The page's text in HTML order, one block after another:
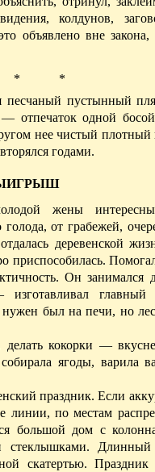
колдунов,
объявлено вне
*
*
песчаный пустынный
отпечаток одной босой
нее чистый плотный
годами.
жены
голода, от грабежей,
деревенской
приспособилась.
Он занимался
главный
нужен был на печи, но
делатькокорки —
ягоды, варила
праздник. Если
линии, по местам
большой дом с
стеклышками.
скатертью. Праздник